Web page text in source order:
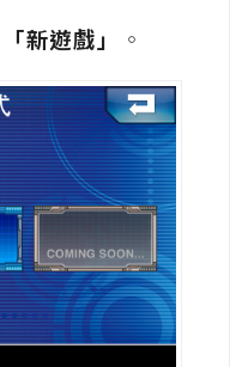
「新遊戲」 。